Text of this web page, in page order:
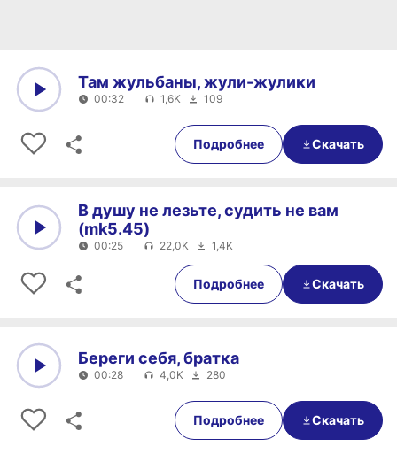
00:32
Там жульбаны, жули-жулики
00:32 1,6K 109
Подробнее Скачать
00:25
В душу не лезьте, судить не вам
(mk5.45)
00:25 22,0K 1,4K
Подробнее Скачать
00:28
Береги себя, братка
00:28 4,0K 280
Подробнее Скачать